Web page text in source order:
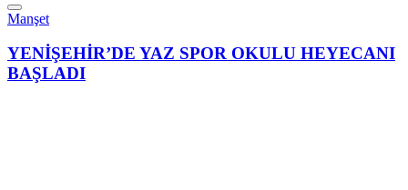
Manşet
YENİŞEHİR’DE YAZ SPOR OKULU HEYECANI
BAŞLADI